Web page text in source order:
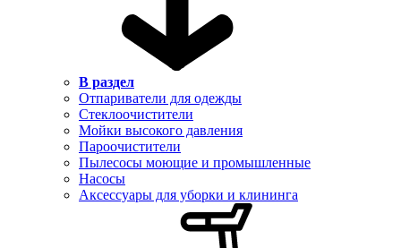
В раздел
Отпариватели для одежды
Стеклоочистители
Мойки высокого давления
Пароочистители
Пылесосы моющие и промышленные
Насосы
Аксессуары для уборки и клининга